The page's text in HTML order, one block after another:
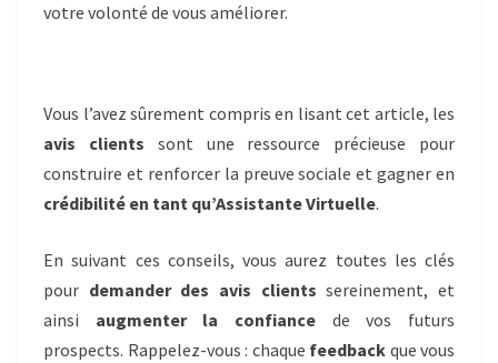
votre volonté de vous améliorer.
Vous l’avez sûrement compris en lisant cet article, les
avis clients sont une ressource précieuse pour
construire et renforcer la preuve sociale et gagner en
crédibilité en tant qu’Assistante Virtuelle.
En suivant ces conseils, vous aurez toutes les clés
pour demander des avis clients sereinement, et
ainsi augmenter la confiance de vos futurs
prospects. Rappelez-vous : chaque feedback que vous